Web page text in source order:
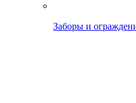
Заборы и